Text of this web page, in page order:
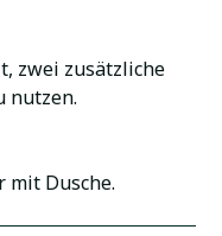
zwei zusätzliche
nutzen.
mit Dusche.